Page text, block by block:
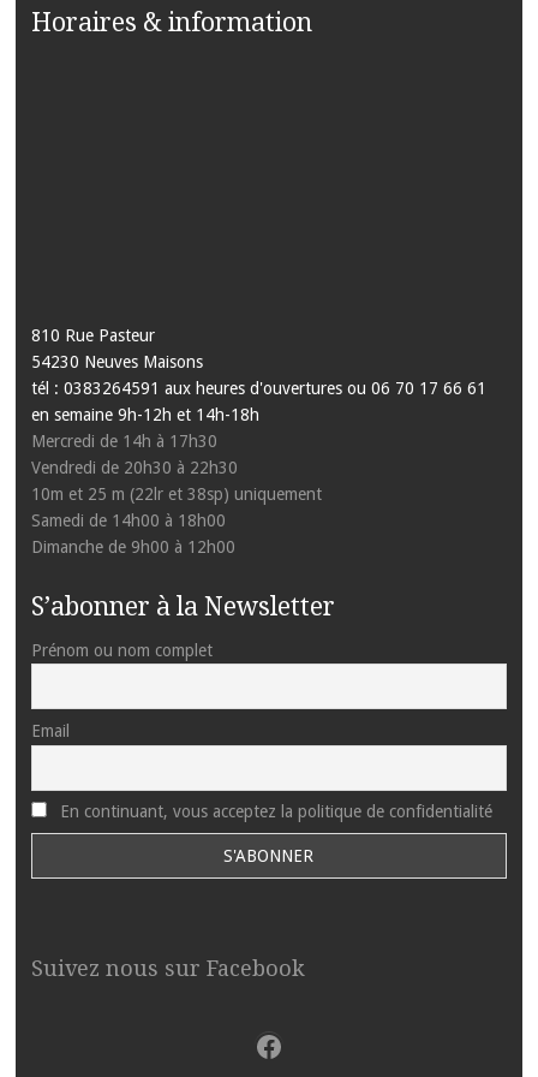
Horaires & information
810 Rue Pasteur
54230 Neuves Maisons
tél : 0383264591 aux heures d'ouvertures ou 06 70 17 66 61
en semaine 9h-12h et 14h-18h
Mercredi de 14h à 17h30
Vendredi de 20h30 à 22h30
10m et 25 m (22lr et 38sp) uniquement
Samedi de 14h00 à 18h00
Dimanche de 9h00 à 12h00
S’abonner à la Newsletter
Prénom ou nom complet
Email
En continuant, vous acceptez la politique de confidentialité
Suivez nous sur Facebook
Facebook